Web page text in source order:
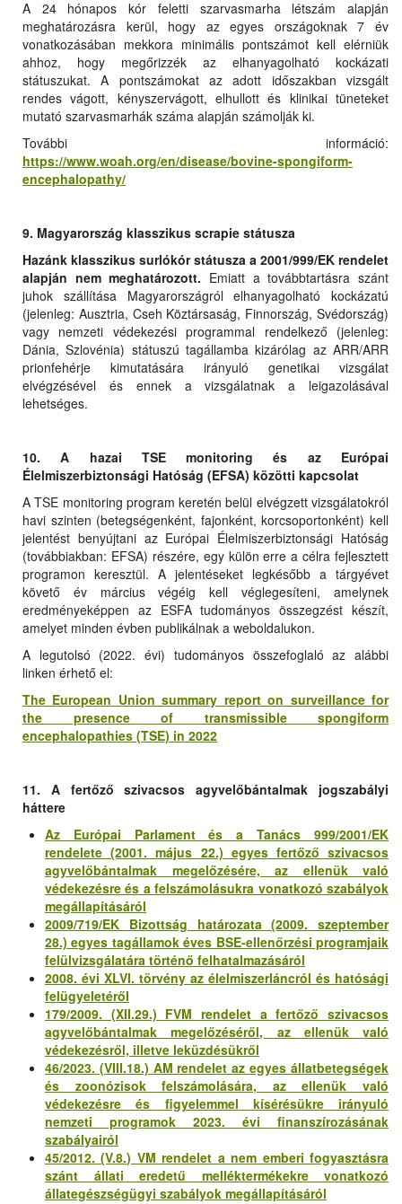
A 24 hónapos kór feletti szarvasmarha létszám alapján
meghatározásra kerül, hogy az egyes országoknak 7 év
vonatkozásában mekkora minimális pontszámot kell elérniük
ahhoz, hogy megőrizzék az elhanyagolható kockázati
státuszukat. A pontszámokat az adott időszakban vizsgált
rendes vágott, kényszervágott, elhullott és klinikai tüneteket
mutató szarvasmarhák száma alapján számolják ki.
További információ:
https://www.woah.org/en/disease/bovine-spongiform-
encephalopathy/
9. Magyarország klasszikus scrapie státusza
Hazánk klasszikus surlókór státusza a 2001/999/EK rendelet
alapján nem meghatározott. Emiatt a továbbtartásra szánt
juhok szállítása Magyarországról elhanyagolható kockázatú
(jelenleg: Ausztria, Cseh Köztársaság, Finnország, Svédország)
vagy nemzeti védekezési programmal rendelkező (jelenleg:
Dánia, Szlovénia) státuszú tagállamba kizárólag az ARR/ARR
prionfehérje kimutatására irányuló genetikai vizsgálat
elvégzésével és ennek a vizsgálatnak a leigazolásával
lehetséges.
10. A hazai TSE monitoring és az Európai
Élelmiszerbiztonsági Hatóság (EFSA) közötti kapcsolat
A TSE monitoring program keretén belül elvégzett vizsgálatokról
havi szinten (betegségenként, fajonként, korcsoportonként) kell
jelentést benyújtani az Európai Élelmiszerbiztonsági Hatóság
(továbbiakban: EFSA) részére, egy külön erre a célra fejlesztett
programon keresztül. A jelentéseket legkésőbb a tárgyévet
követő év március végéig kell véglegesíteni, amelynek
eredményeképpen az ESFA tudományos összegzést készít,
amelyet minden évben publikálnak a weboldalukon.
A legutolsó (2022. évi) tudományos összefoglaló az alábbi
linken érhető el:
The European Union summary report on surveillance for
the presence of transmissible spongiform
encephalopathies (TSE) in 2022
11. A fertőző szivacsos agyvelőbántalmak jogszabályi
háttere
Az Európai Parlament és a Tanács 999/2001/EK
rendelete (2001. május 22.) egyes fertőző szivacsos
agyvelőbántalmak megelőzésére, az ellenük való
védekezésre és a felszámolásukra vonatkozó szabályok
megállapításáról
2009/719/EK Bizottság határozata (2009. szeptember
28.) egyes tagállamok éves BSE-ellenőrzési programjaik
felülvizsgálatára történő felhatalmazásáról
2008. évi XLVI. törvény az élelmiszerláncról és hatósági
felügyeletéről
179/2009. (XII.29.) FVM rendelet a fertőző szivacsos
agyvelőbántalmak megelőzéséről, az ellenük való
védekezésről, illetve leküzdésükről
46/2023. (VIII.18.) AM rendelet az egyes állatbetegségek
és zoonózisok felszámolására, az ellenük való
védekezésre és figyelemmel kísérésükre irányuló
nemzeti programok 2023. évi finanszírozásának
szabályairól
45/2012. (V.8.) VM rendelet a nem emberi fogyasztásra
szánt állati eredetű melléktermékekre vonatkozó
állategészségügyi szabályok megállapításáról